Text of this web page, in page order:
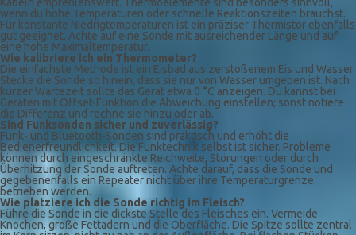
wenn du hohe Temperaturen oder schnelle Reaktionszeiten brauchst.
Für konstante Niedrigtemperaturen ist ein präziser Thermistor ebenfalls
gut geeignet. Achte auf eine Sonde mit ausreichender Länge und auf
eine hohe Maximaltemperatur.
Wie kalibriere ich ein Thermometer?
Die einfachste Methode ist ein Eisbad aus zerstoßenem Eis und Wasser.
Stecke die Sonde so hinein, dass sie nur von Wasser umgeben ist. Nach
kurzer Wartezeit sollte das Gerät etwa 0 °C anzeigen. Du kannst bei
Geräten mit Offset-Funktion die Abweichung einstellen; sonst notiere
die Differenz und rechne sie hinzu oder ab.
Sind Funksonden sicher und zuverlässig?
Funk- und Bluetooth-Sonden sind praktisch und erhöht die
Bedienerfreundlichkeit. Die Funktechnik selbst ist sicher. Probleme
können durch eingeschränkte Reichweite, Störungen oder durch
Überhitzung der Sonde auftreten. Achte darauf, dass die Sonde und
gegebenenfalls ein Repeater nicht über ihre Temperaturgrenze
betrieben werden.
Wie platziere ich die Sonde richtig im Fleisch?
Führe die Sonde in die dickste Stelle des Fleisches ein. Vermeide
Knochen, große Fettadern und die Oberfläche. Die Spitze sollte zentral